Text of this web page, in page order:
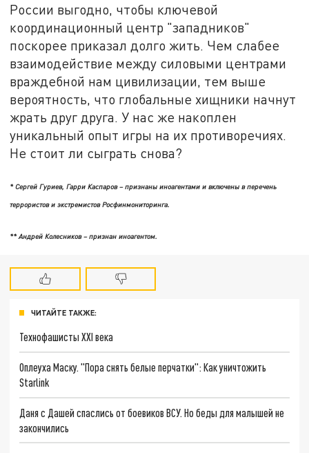
России выгодно, чтобы ключевой
координационный центр "западников"
поскорее приказал долго жить. Чем слабее
взаимодействие между силовыми центрами
враждебной нам цивилизации, тем выше
вероятность, что глобальные хищники начнут
жрать друг друга. У нас же накоплен
уникальный опыт игры на их противоречиях.
Не стоит ли сыграть снова?
* Сергей Гуриев, Гарри Каспаров – признаны иноагентами и включены в перечень
террористов и экстремистов Росфинмониторинга.
** Андрей Колесников – признан иноагентом.
ЧИТАЙТЕ ТАКЖЕ:
Технофашисты XXI века
Оплеуха Маску. "Пора снять белые перчатки": Как уничтожить
Starlink
Даня с Дашей спаслись от боевиков ВСУ. Но беды для малышей не
закончились